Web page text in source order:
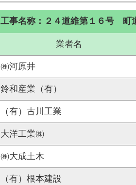
工事名称：２４道維第１６号 町
業者名
㈱河原井
鈴和産業（有）
（有）古川工業
大洋工業㈱
㈱大成土木
（有）根本建設